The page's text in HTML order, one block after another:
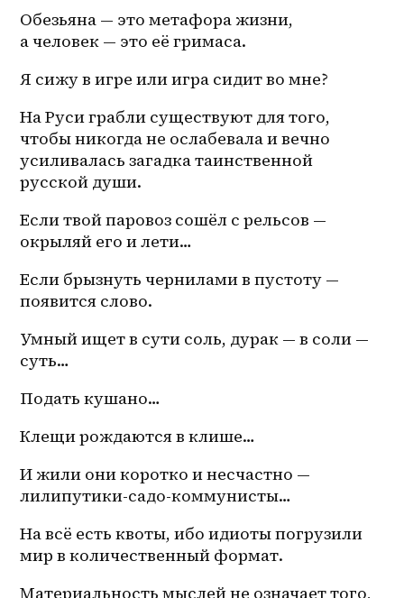
Обезьяна — это метафора жизни,
а человек — это её гримаса.
Я сижу в игре или игра сидит во мне?
На Руси грабли существуют для того,
чтобы никогда не ослабевала и вечно
усиливалась загадка таинственной
русской души.
Если твой паровоз сошёл с рельсов —
окрыляй его и лети…
Если брызнуть чернилами в пустоту —
появится слово.
Умный ищет в сути соль, дурак — в соли —
суть…
Подать кушано…
Клещи рождаются в клише…
И жили они коротко и несчастно —
лилипутики-садо-коммунисты…
На всё есть квоты, ибо идиоты погрузили
мир в количественный формат.
Материальность мыслей не означает того,